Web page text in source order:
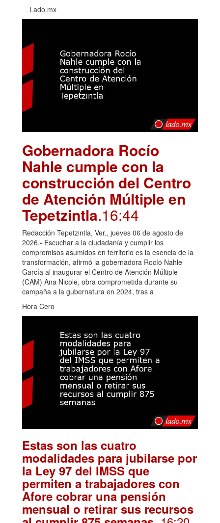
Lado.mx
Gobernadora Rocío
Nahle cumple con la
construcción del Centro
de Atención Múltiple en
Tepetzintla.16:44
Redacción Tepetzintla, Ver., jueves 06 de agosto de
2026.- Escuchar a la ciudadanía y cumplir los
compromisos asumidos en territorio es la esencia de la
transformación, afirmó la gobernadora Rocío Nahle
García al inaugurar el Centro de Atención Múltiple
(CAM) Ana Nicole, obra comprometida durante su
campaña a la gubernatura en 2024, tras a
Hora Cero
Estas son las cuatro
modalidades para jubilarse por
la Ley 97 del IMSS que
permiten a trabajadores con
Afore cobrar una pensión
mensual o retirar sus recursos